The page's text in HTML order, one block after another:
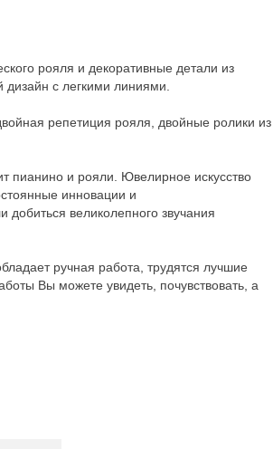
рояля и декоративные детали из
с легкими линиями.
репетиция рояля, двойные ролики из
пианино и рояли. Ювелирное искусство
инновации и
добиться великолепного звучания
ручная работа, трудятся лучшие
Вы можете увидеть, почувствовать, а